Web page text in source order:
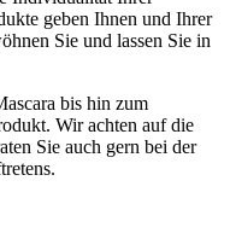
geben Ihnen und Ihrer
Sie und lassen Sie in
bis hin zum
Wir achten auf die
Sie auch gern bei der